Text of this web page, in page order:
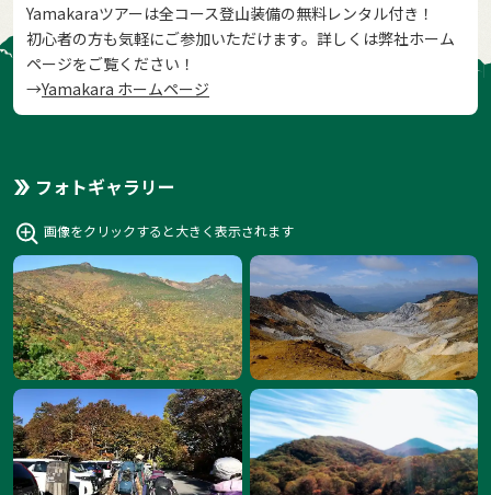
Yamakaraツアーは全コース登山装備の無料レンタル付き！
初心者の方も気軽にご参加いただけます。詳しくは弊社ホーム
ページをご覧ください！
→Yamakara ホームページ
フォトギャラリー
画像をクリックすると大きく表示されます